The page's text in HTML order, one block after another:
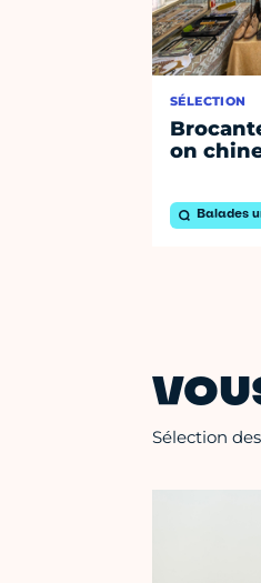
SÉLECTION
on
Balades
Sélection